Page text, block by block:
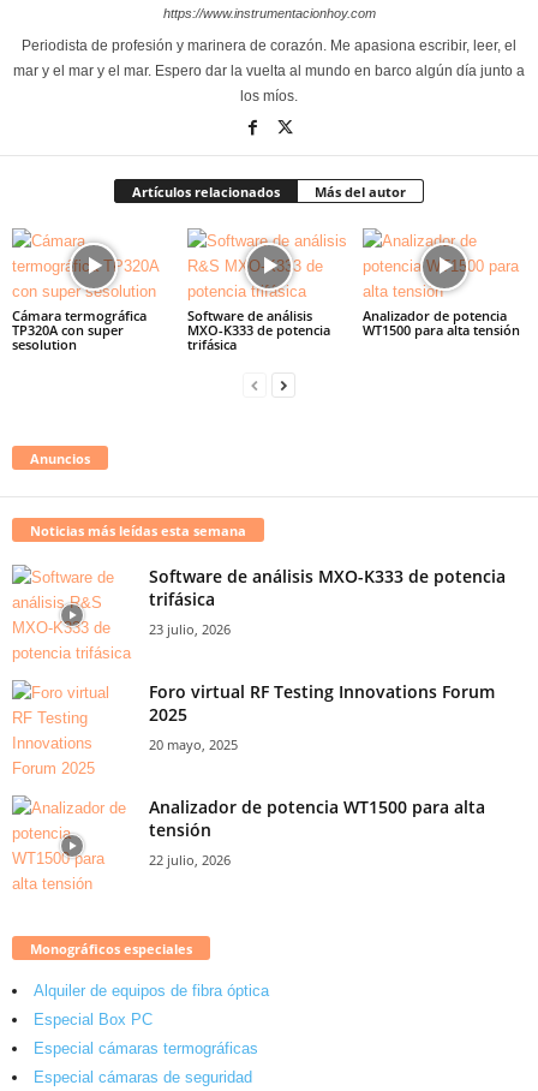
https://www.instrumentacionhoy.com
Periodista de profesión y marinera de corazón. Me apasiona escribir, leer, el
mar y el mar y el mar. Espero dar la vuelta al mundo en barco algún día junto a
los míos.
Artículos relacionados Más del autor
Cámara termográfica
TP320A con super
sesolution
Software de análisis
MXO-K333 de potencia
trifásica
Analizador de potencia
WT1500 para alta tensión
Anuncios
Noticias más leídas esta semana
Software de análisis MXO-K333 de potencia
trifásica
23 julio, 2026
Foro virtual RF Testing Innovations Forum
2025
20 mayo, 2025
Analizador de potencia WT1500 para alta
tensión
22 julio, 2026
Monográficos especiales
Alquiler de equipos de fibra óptica
Especial Box PC
Especial cámaras termográficas
Especial cámaras de seguridad